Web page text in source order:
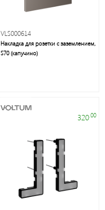
VLS000614
Накладка для розетки с заземлением,
S70 (капучино)
320.00